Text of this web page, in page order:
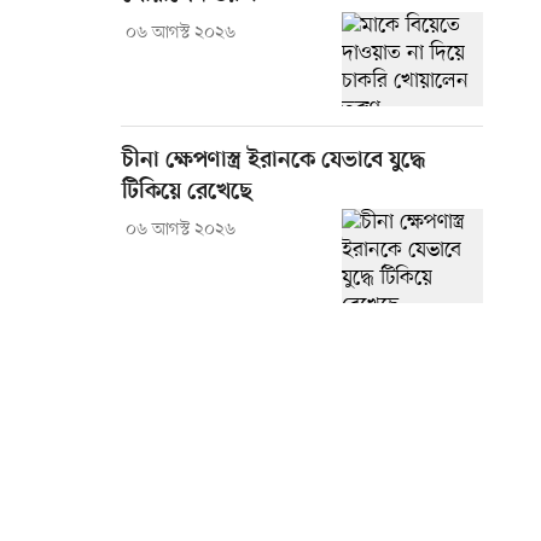
০৬ আগস্ট ২০২৬
চীনা ক্ষেপণাস্ত্র ইরানকে যেভাবে যুদ্ধে
টিকিয়ে রেখেছে
০৬ আগস্ট ২০২৬